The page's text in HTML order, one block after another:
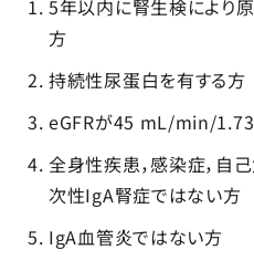
5年以内に腎生検により
方
持続性尿蛋白を有する方
eGFRが45 mL/min/
全身性疾患，感染症，自
次性IgA腎症ではない方
IgA血管炎ではない方